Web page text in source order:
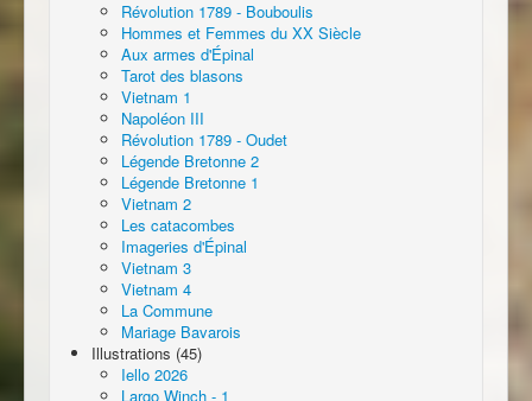
Révolution 1789 - Bouboulis
Hommes et Femmes du XX Siècle
Aux armes d'Épinal
Tarot des blasons
Vietnam 1
Napoléon III
Révolution 1789 - Oudet
Légende Bretonne 2
Légende Bretonne 1
Vietnam 2
Les catacombes
Imageries d'Épinal
Vietnam 3
Vietnam 4
La Commune
Mariage Bavarois
Illustrations (45)
Iello 2026
Largo Winch - 1